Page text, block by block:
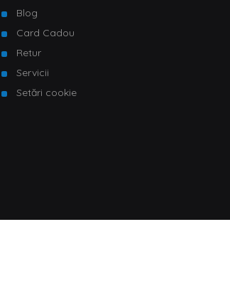
Blog
Card Cadou
Retur
Servicii
Setări cookie